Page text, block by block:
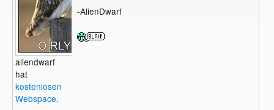
aliendwarf
hat
kostenlosen
Webspace.
-AlienDwarf